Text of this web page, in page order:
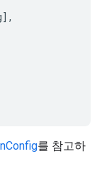
],
를 참고하